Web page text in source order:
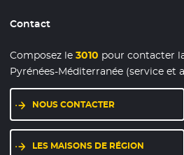
Contact
Composez le3010 pour contacter
Pyrénées-Méditerranée (service et
NOUS CONTACTER
LES MAISONS DE RÉGION